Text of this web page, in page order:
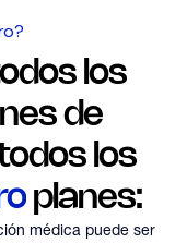
los
de
los
planes:
médica puede ser